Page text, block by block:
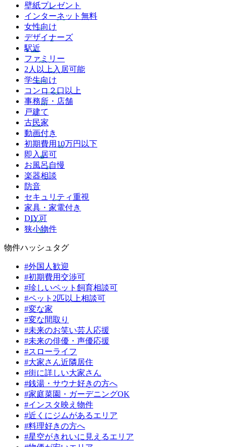
壁紙プレゼント
インターネット無料
女性向け
デザイナーズ
駅近
ファミリー
2人以上入居可能
学生向け
コンロ２口以上
事務所・店舗
戸建て
古民家
動画付き
初期費用10万円以下
即入居可
お風呂自慢
楽器相談
防音
セキュリティ重視
家具・家電付き
DIY可
狭小物件
物件ハッシュタグ
#外国人歓迎
#初期費用交渉可
#珍しいペット飼育相談可
#ペット2匹以上相談可
#変な家
#変な間取り
#未来のお笑い芸人応援
#未来の俳優・声優応援
#スローライフ
#大家さん近隣居住
#街に詳しい大家さん
#銭湯・サウナ好きの方へ
#家庭菜園・ガーデニングOK
#インスタ映え物件
#近くにジムがあるエリア
#料理好きの方へ
#星空がきれいに見えるエリア